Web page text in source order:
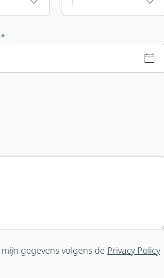
*
gegevens volgens de Privacy Policy